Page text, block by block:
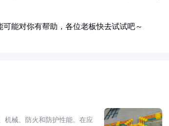
能对你有帮助，各位老板快去试试吧～
机械、防火和防护性能。在应